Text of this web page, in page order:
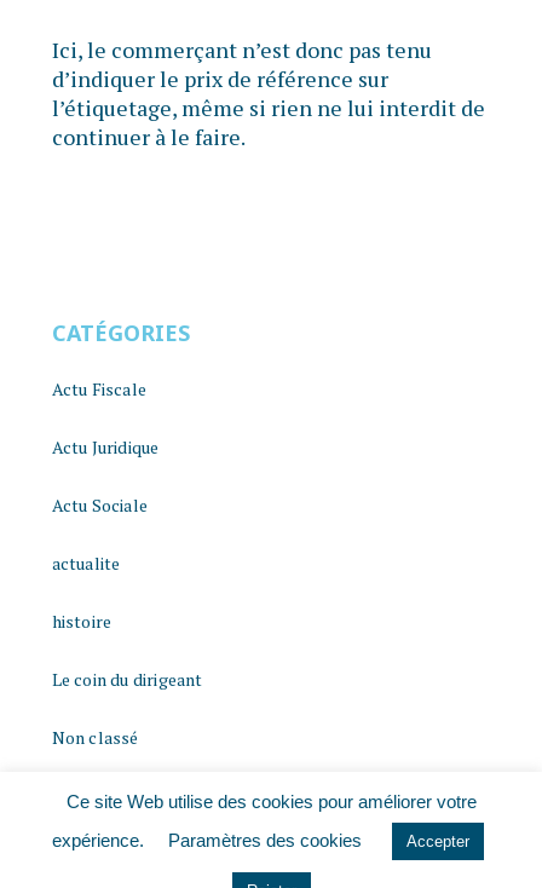
Ici, le commerçant n’est donc pas tenu
d’indiquer le prix de référence sur
l’étiquetage, même si rien ne lui interdit de
continuer à le faire.
CATÉGORIES
Actu Fiscale
Actu Juridique
Actu Sociale
actualite
histoire
Le coin du dirigeant
Non classé
quizz
Ce site Web utilise des cookies pour améliorer votre
expérience.
Paramètres des cookies Accepter